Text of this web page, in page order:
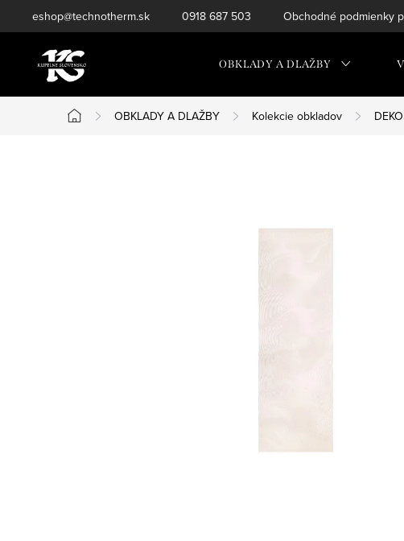
na
eshop@technotherm.sk 0918 687 503 Obchodné podmienky
OBKLADY A DLAŽBY
Domov
OBKLADY A DLAŽBY Kolekcie obkladov